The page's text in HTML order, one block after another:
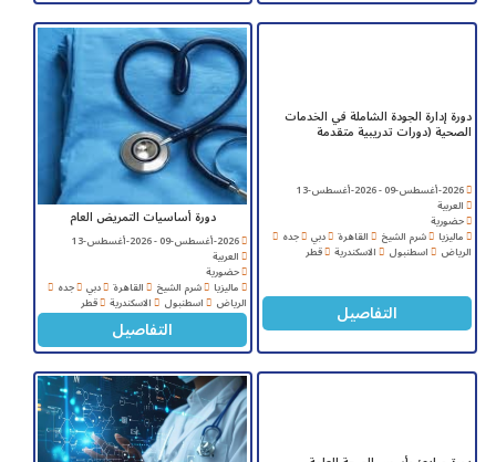
دورة إدارة الجودة الشاملة في الخدمات
الصحية (دورات تدريبية متقدمة
2026-أغسطس-09 - 2026-أغسطس-13
العربية
حضورية
ماليزيا شرم الشيخ القاهرة دبي جده
الرياض اسطنبول الاسكندرية قطر
التفاصيل
دورة أساسيات التمريض العام
2026-أغسطس-09 - 2026-أغسطس-13
العربية
حضورية
ماليزيا شرم الشيخ القاهرة دبي جده
الرياض اسطنبول الاسكندرية قطر
التفاصيل